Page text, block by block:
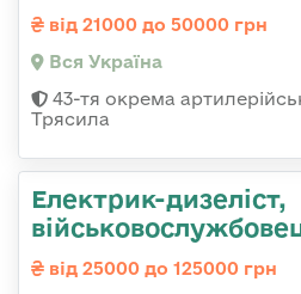
від 21000 до 50000 грн
Вся Україна
43-тя окрема
Трясила
Електрик-дизеліст,
від 25000 до 125000 грн